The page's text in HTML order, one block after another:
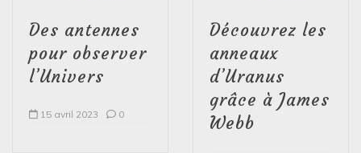
Des antennes
pour observer
l’Univers
15 avril 2023 0
Découvrez les
anneaux
d’Uranus
grâce à James
Webb